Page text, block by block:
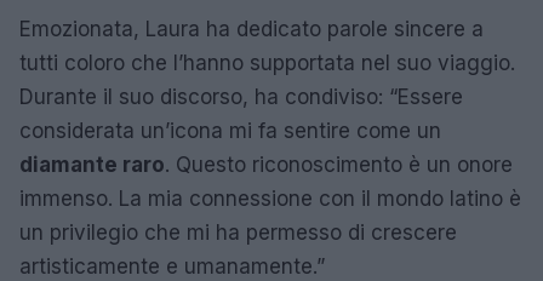
Emozionata, Laura ha dedicato parole sincere a
tutti coloro che l’hanno supportata nel suo viaggio.
Durante il suo discorso, ha condiviso: “Essere
considerata un’icona mi fa sentire come un
diamante raro. Questo riconoscimento è un onore
immenso. La mia connessione con il mondo latino è
un privilegio che mi ha permesso di crescere
artisticamente e umanamente.”